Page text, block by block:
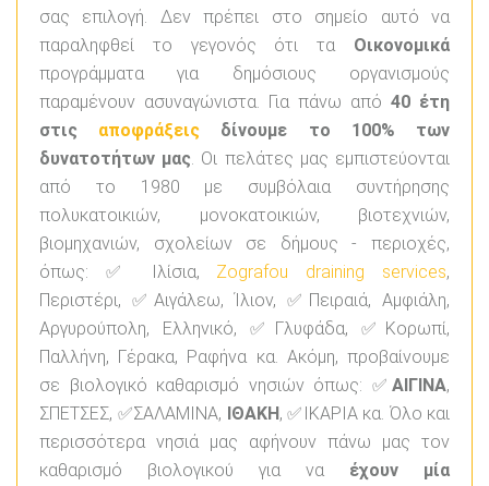
σας επιλογή. Δεν πρέπει στο σημείο αυτό να
παραληφθεί το γεγονός ότι τα Οικονομικά
προγράμματα για δημόσιους οργανισμούς
παραμένουν ασυναγώνιστα. Για πάνω από 40 έτη
στις αποφράξεις δίνουμε το 100% των
δυνατοτήτων μας . Οι πελάτες μας εμπιστεύονται
από το 1980 με συμβόλαια συντήρησης
πολυκατοικιών, μονοκατοικιών, βιοτεχνιών,
βιομηχανιών, σχολείων σε δήμους - περιοχές,
όπως: ✅ Ιλίσια, Zografou draining services,
Περιστέρι, ✅Αιγάλεω, Ίλιον, ✅Πειραιά, Αμφιάλη,
Αργυρούπολη, Ελληνικό, ✅Γλυφάδα, ✅Κορωπί,
Παλλήνη, Γέρακα, Ραφήνα κα. Ακόμη, προβαίνουμε
σε βιολογικό καθαρισμό νησιών όπως: ✅ ΑΙΓΙΝΑ,
ΣΠΕΤΣΕΣ, ✅ΣΑΛΑΜΙΝΑ, ΙΘΑΚΗ, ✅ΙΚΑΡΙΑ κα. Όλο και
περισσότερα νησιά μας αφήνουν πάνω μας τον
καθαρισμό βιολογικού για να έχουν μία